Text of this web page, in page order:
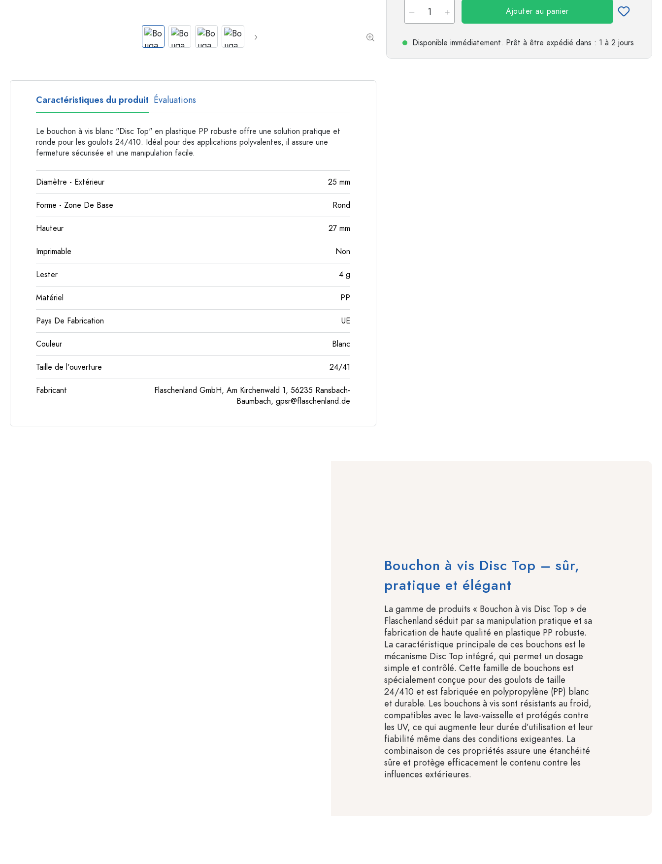
Ajouter au panier
Disponible immédiatement. Prêt à être expédié dans : 1 à 2 jours
Caractéristiques du produit Évaluations
Le bouchon à vis blanc "Disc Top" en plastique PP robuste offre une solution pratique et
ronde pour les goulots 24/410. Idéal pour des applications polyvalentes, il assure une
fermeture sécurisée et une manipulation facile.
Diamètre - Extérieur 25 mm
Forme - Zone De Base Rond
Hauteur 27 mm
Imprimable Non
Lester 4 g
Matériel PP
Pays De Fabrication UE
Couleur Blanc
Taille de l'ouverture 24/41
Fabricant
Flaschenland GmbH, Am Kirchenwald 1, 56235 Ransbach-
Baumbach, gpsr@flaschenland.de
Bouchon à vis Disc Top – sûr,
pratique et élégant
La gamme de produits « Bouchon à vis Disc Top » de
Flaschenland séduit par sa manipulation pratique et sa
fabrication de haute qualité en plastique PP robuste.
La caractéristique principale de ces bouchons est le
mécanisme Disc Top intégré, qui permet un dosage
simple et contrôlé. Cette famille de bouchons est
spécialement conçue pour des goulots de taille
24/410 et est fabriquée en polypropylène (PP) blanc
et durable. Les bouchons à vis sont résistants au froid,
compatibles avec le lave-vaisselle et protégés contre
les UV, ce qui augmente leur durée d’utilisation et leur
fiabilité même dans des conditions exigeantes. La
combinaison de ces propriétés assure une étanchéité
sûre et protège efficacement le contenu contre les
influences extérieures.